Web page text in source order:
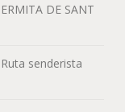
ERMITA DE SANT
Ruta senderista